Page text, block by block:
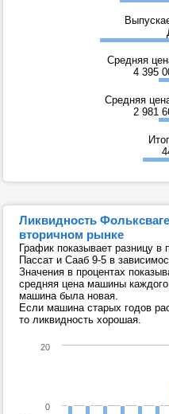
Средняя
4 395
Средняя
2 981
Ликвидность
вторичном рынке
График показывает разницу в
Пассат и Сааб 9-5 в
Значения в процентах
средняя цена машины
машина была новая.
Если машина старых годов
то ликвидность хорошая.
0
20